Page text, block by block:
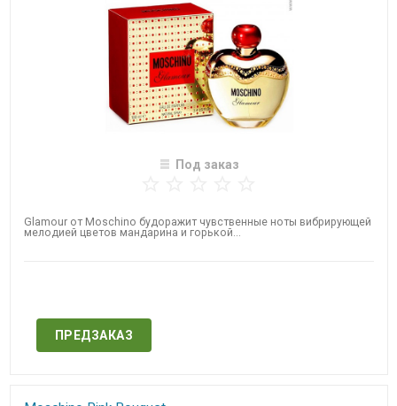
Под заказ
Glamour от Moschino будоражит чувственные ноты вибрирующей
мелодией цветов мандарина и горькой...
ПРЕДЗАКАЗ